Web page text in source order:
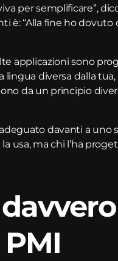
per semplificare”,
è: “Alla fine ho
applicazioni sono
diversa dalla
da un principio
davanti a uno
usa, ma chi l’ha